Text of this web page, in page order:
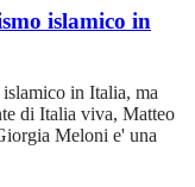
islamico in
in Italia, ma
di Italia viva, Matteo
Meloni e' una